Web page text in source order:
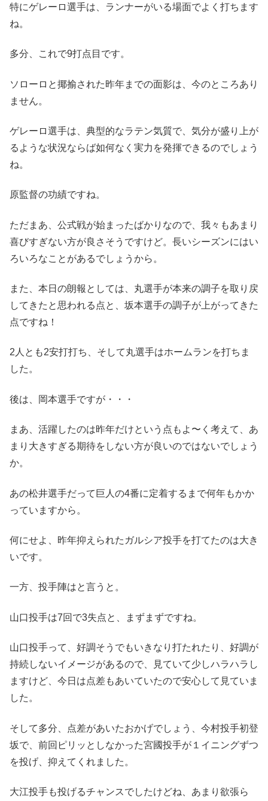
特にゲレーロ選手は、ランナーがいる場面でよく打ちます
ね。
多分、これで9打点目です。
ソローロと揶揄された昨年までの面影は、今のところあり
ません。
ゲレーロ選手は、典型的なラテン気質で、気分が盛り上が
るような状況ならば如何なく実力を発揮できるのでしょう
ね。
原監督の功績ですね。
ただまあ、公式戦が始まったばかりなので、我々もあまり
喜びすぎない方が良さそうですけど。長いシーズンにはい
ろいろなことがあるでしょうから。
また、本日の朗報としては、丸選手が本来の調子を取り戻
してきたと思われる点と、坂本選手の調子が上がってきた
点ですね！
2人とも2安打打ち、そして丸選手はホームランを打ちま
した。
後は、岡本選手ですが・・・
まあ、活躍したのは昨年だけという点もよ〜く考えて、あ
まり大きすぎる期待をしない方が良いのではないでしょう
か。
あの松井選手だって巨人の4番に定着するまで何年もかか
っていますから。
何にせよ、昨年抑えられたガルシア投手を打てたのは大き
いです。
一方、投手陣はと言うと。
山口投手は7回で3失点と、まずまずですね。
山口投手って、好調そうでもいきなり打たれたり、好調が
持続しないイメージがあるので、見ていて少しハラハラし
ますけど、今日は点差もあいていたので安心して見ていま
した。
そして多分、点差があいたおかげでしょう、今村投手初登
坂で、前回ピリッとしなかった宮國投手が１イニングずつ
を投げ、抑えてくれました。
大江投手も投げるチャンスでしたけどね、あまり欲張ら